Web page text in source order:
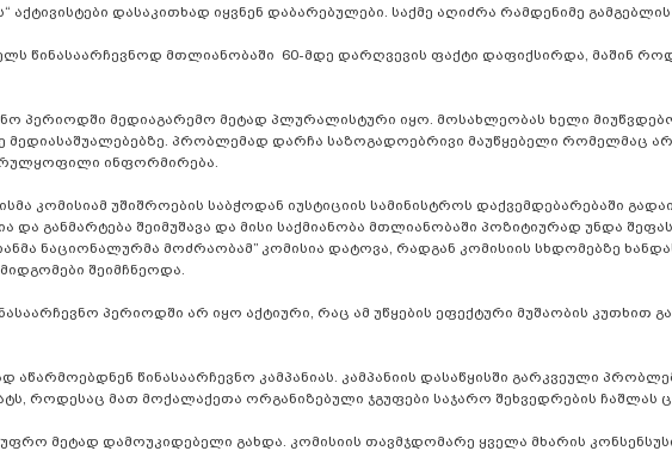
დასაკითხად იყვნენ დაბარებულები. საქმე აღიძრა რამდენიმე
წინასაარჩევნოდ მთლიანობაში 60-მდე დარღვევის ფაქტი დაფიქსირდა, მაშინ
პერიოდში მედიაგარემო მეტად პლურალისტური იყო. მოსახლეობას ხელი
მედიასაშუალებებზე. პრობლემად დარჩა საზოგადოებრივი მაუწყებელი რომელმაც
ინფორმირება.
კომისიამ უშიშროების საბჭოდან იუსტიციის სამინისტროს დაქვემდებარებაში
განმარტება შეიმუშავა და მისი საქმიანობა მთლიანობაში პოზიტიურად უნდა
ნაციონალურმა მოძრაობამ” კომისია დატოვა, რადგან კომისიის სხდომებზე
შეიმჩნეოდა.
პერიოდში არ იყო აქტიური, რაც ამ უწყების ეფექტური მუშაობის კუთხით
წინასაარჩევნო კამპანიას. კამპანიის დასაწყისში გარკვეული
როდესაც მათ მოქალაქეთა ორგანიზებული ჯგუფები საჯარო შეხვედრების ჩაშლას
მეტად დამოუკიდებელი გახდა. კომისიის თავმჯდომარე ყველა მხარის